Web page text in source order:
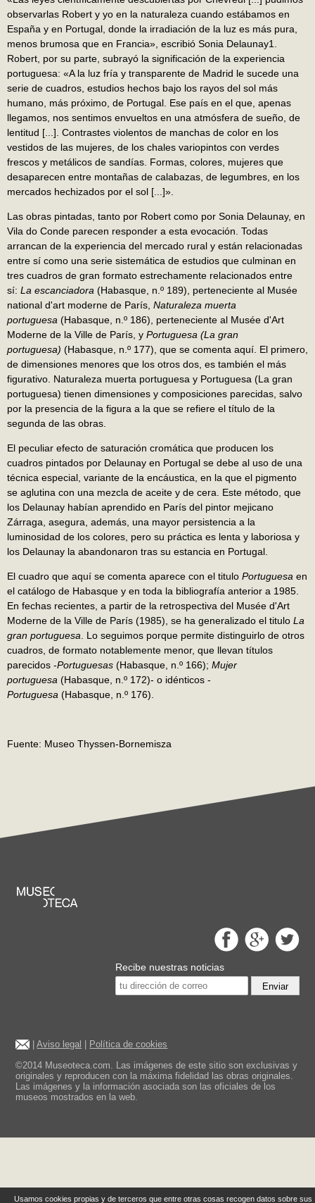
Usamos cookies propias y de terceros que entre otras cosas recogen datos sobre sus
observarlas Robert y yo en la naturaleza cuando estábamos en
España y en Portugal, donde la irradiación de la luz es más pura,
menos brumosa que en Francia», escribió Sonia Delaunay1.
Robert, por su parte, subrayó la significación de la experiencia
portuguesa: «A la luz fría y transparente de Madrid le sucede una
serie de cuadros, estudios hechos bajo los rayos del sol más
humano, más próximo, de Portugal. Ese país en el que, apenas
llegamos, nos sentimos envueltos en una atmósfera de sueño, de
lentitud [...]. Contrastes violentos de manchas de color en los
vestidos de las mujeres, de los chales variopintos con verdes
frescos y metálicos de sandías. Formas, colores, mujeres que
desaparecen entre montañas de calabazas, de legumbres, en los
mercados hechizados por el sol [...]».
Las obras pintadas, tanto por Robert como por Sonia Delaunay, en
Vila do Conde parecen responder a esta evocación. Todas
arrancan de la experiencia del mercado rural y están relacionadas
entre sí como una serie sistemática de estudios que culminan en
tres cuadros de gran formato estrechamente relacionados entre
sí: La escanciadora (Habasque, n.º 189), perteneciente al Musée
national d'art moderne de París, Naturaleza muerta
portuguesa (Habasque, n.º 186), perteneciente al Musée d'Art
Moderne de la Ville de París, y Portuguesa (La gran
portuguesa) (Habasque, n.º 177), que se comenta aquí. El primero,
de dimensiones menores que los otros dos, es también el más
figurativo. Naturaleza muerta portuguesa y Portuguesa (La gran
portuguesa) tienen dimensiones y composiciones parecidas, salvo
por la presencia de la figura a la que se refiere el título de la
segunda de las obras.
El peculiar efecto de saturación cromática que producen los
cuadros pintados por Delaunay en Portugal se debe al uso de una
técnica especial, variante de la encáustica, en la que el pigmento
se aglutina con una mezcla de aceite y de cera. Este método, que
los Delaunay habían aprendido en París del pintor mejicano
Zárraga, asegura, además, una mayor persistencia a la
luminosidad de los colores, pero su práctica es lenta y laboriosa y
los Delaunay la abandonaron tras su estancia en Portugal.
El cuadro que aquí se comenta aparece con el titulo Portuguesa en
el catálogo de Habasque y en toda la bibliografía anterior a 1985.
En fechas recientes, a partir de la retrospectiva del Musée d'Art
Moderne de la Ville de París (1985), se ha generalizado el titulo La
gran portuguesa . Lo seguimos porque permite distinguirlo de otros
cuadros, de formato notablemente menor, que llevan títulos
parecidos -Portuguesas (Habasque, n.º 166); Mujer
portuguesa (Habasque, n.º 172)- o idénticos -
Portuguesa (Habasque, n.º 176).
Fuente: Museo Thyssen-Bornemisza
Recibe nuestras noticias
Enviar
|Aviso legal
Política de cookies
©2014 Museoteca.com. Las imágenes de este sitio son exclusivas y
originales y reproducen con la máxima fidelidad las obras originales.
Las imágenes y la información asociada son las oficiales de los
museos mostrados en la web.